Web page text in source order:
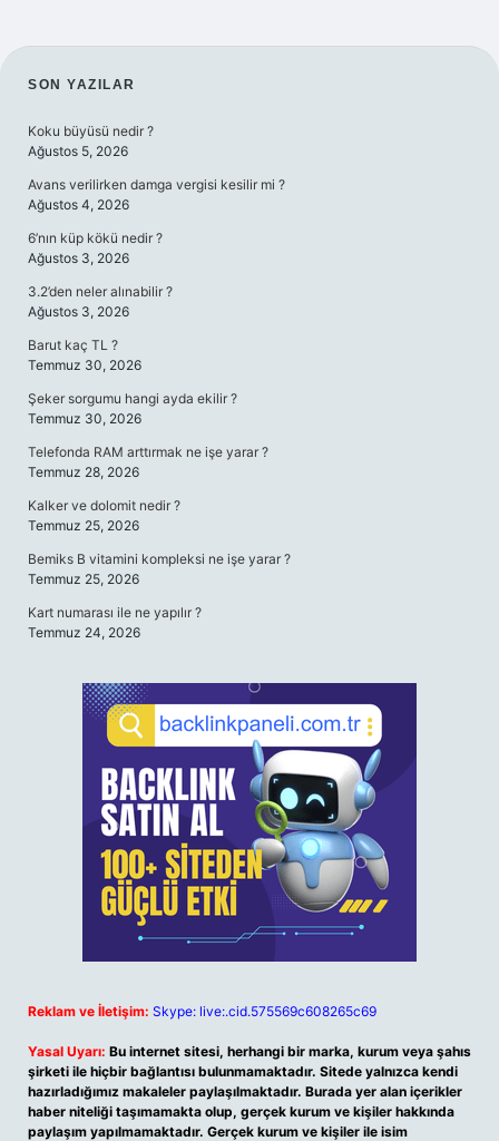
SIDEBAR
SON YAZILAR
Koku büyüsü nedir ?
Ağustos 5, 2026
Avans verilirken damga vergisi kesilir mi ?
Ağustos 4, 2026
6’nın küp kökü nedir ?
Ağustos 3, 2026
3.2’den neler alınabilir ?
Ağustos 3, 2026
Barut kaç TL ?
Temmuz 30, 2026
Şeker sorgumu hangi ayda ekilir ?
Temmuz 30, 2026
Telefonda RAM arttırmak ne işe yarar ?
Temmuz 28, 2026
Kalker ve dolomit nedir ?
Temmuz 25, 2026
Bemiks B vitamini kompleksi ne işe yarar ?
Temmuz 25, 2026
Kart numarası ile ne yapılır ?
Temmuz 24, 2026
Reklam ve İletişim: Skype: live:.cid.575569c608265c69
Yasal Uyarı: Bu internet sitesi, herhangi bir marka, kurum veya şahıs
şirketi ile hiçbir bağlantısı bulunmamaktadır. Sitede yalnızca kendi
hazırladığımız makaleler paylaşılmaktadır. Burada yer alan içerikler
haber niteliği taşımamakta olup, gerçek kurum ve kişiler hakkında
paylaşım yapılmamaktadır. Gerçek kurum ve kişiler ile isim